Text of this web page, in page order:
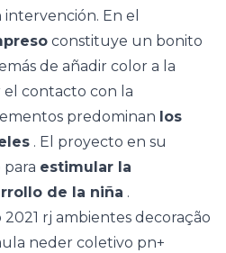
En el
constituye un bonito
de añadir color a la
el contacto con la
predominan los
. El proyecto en su
estimular la
de la niña .